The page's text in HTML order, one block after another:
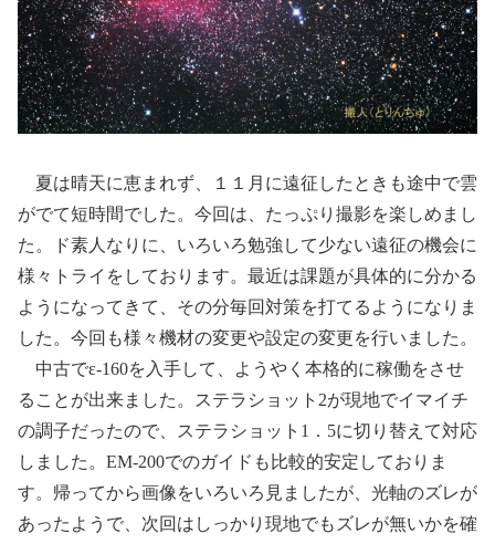
夏は晴天に恵まれず、１１月に遠征したときも途中で雲
がでて短時間でした。今回は、たっぷり撮影を楽しめまし
た。ド素人なりに、いろいろ勉強して少ない遠征の機会に
様々トライをしております。最近は課題が具体的に分かる
ようになってきて、その分毎回対策を打てるようになりま
した。今回も様々機材の変更や設定の変更を行いました。
中古でε-160を入手して、ようやく本格的に稼働をさせ
ることが出来ました。ステラショット2が現地でイマイチ
の調子だったので、ステラショット1．5に切り替えて対応
しました。EM-200でのガイドも比較的安定しておりま
す。帰ってから画像をいろいろ見ましたが、光軸のズレが
あったようで、次回はしっかり現地でもズレが無いかを確